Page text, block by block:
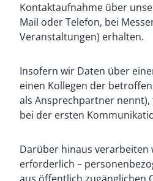
Kontaktaufnahme über
Mail oder Telefon, bei
Veranstaltungen) erhalten.
Insofern wir Daten über
einen Kollegen der
als Ansprechpartner
bei der ersten
Darüber hinaus verarbeiten
erforderlich –